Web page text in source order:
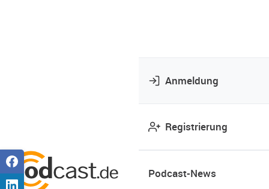
Anmeldung
Registrierung
Podcast-News